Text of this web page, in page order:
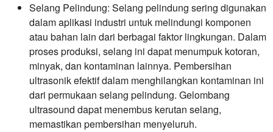
Selang Pelindung: Selang pelindung sering digunakan
dalam aplikasi industri untuk melindungi komponen
atau bahan lain dari berbagai faktor lingkungan. Dalam
proses produksi, selang ini dapat menumpuk kotoran,
minyak, dan kontaminan lainnya. Pembersihan
ultrasonik efektif dalam menghilangkan kontaminan ini
dari permukaan selang pelindung. Gelombang
ultrasound dapat menembus kerutan selang,
memastikan pembersihan menyeluruh.